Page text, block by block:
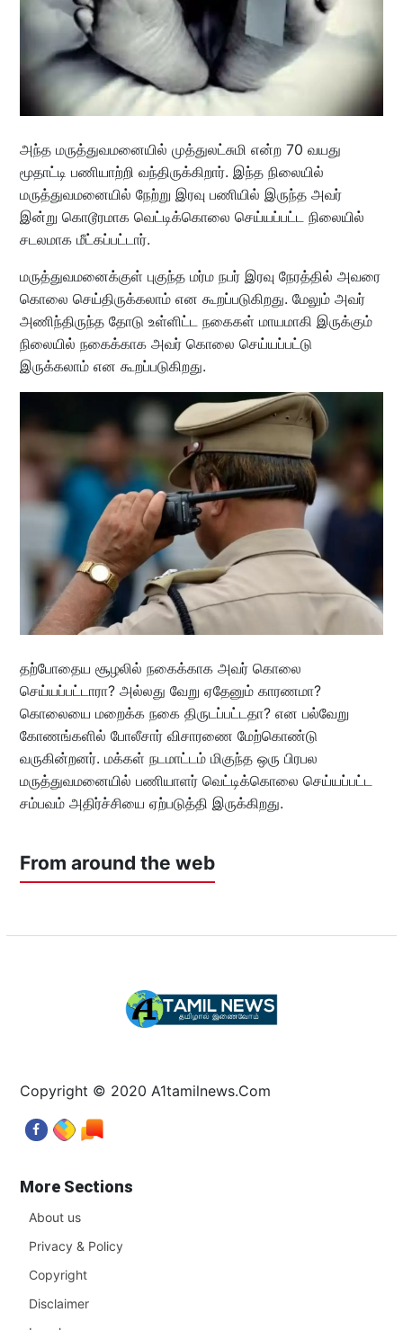
அந்த மருத்துவமனையில் முத்துலட்சுமி என்ற 70 வயது
மூதாட்டி பணியாற்றி வந்திருக்கிறார். இந்த நிலையில்
மருத்துவமனையில் நேற்று இரவு பணியில் இருந்த அவர்
இன்று கொடூரமாக வெட்டிக்கொலை செய்யப்பட்ட நிலையில்
சடலமாக மீட்கப்பட்டார்.
மருத்துவமனைக்குள் புகுந்த மர்ம நபர் இரவு நேரத்தில் அவரை
கொலை செய்திருக்கலாம் என கூறப்படுகிறது. மேலும் அவர்
அணிந்திருந்த தோடு உள்ளிட்ட நகைகள் மாயமாகி இருக்கும்
நிலையில் நகைக்காக அவர் கொலை செய்யப்பட்டு
இருக்கலாம் என கூறப்படுகிறது.
தற்போதைய சூழலில் நகைக்காக அவர் கொலை
செய்யப்பட்டாரா? அல்லது வேறு ஏதேனும் காரணமா?
கொலையை மறைக்க நகை திருடப்பட்டதா? என பல்வேறு
கோணங்களில் போலீசார் விசாரணை மேற்கொண்டு
வருகின்றனர். மக்கள் நடமாட்டம் மிகுந்த ஒரு பிரபல
மருத்துவமனையில் பணியாளர் வெட்டிக்கொலை செய்யப்பட்ட
சம்பவம் அதிர்ச்சியை ஏற்படுத்தி இருக்கிறது.
From around the web
Copyright © 2020 A1tamilnews.Com
More Sections
About us
Privacy & Policy
Copyright
Disclaimer